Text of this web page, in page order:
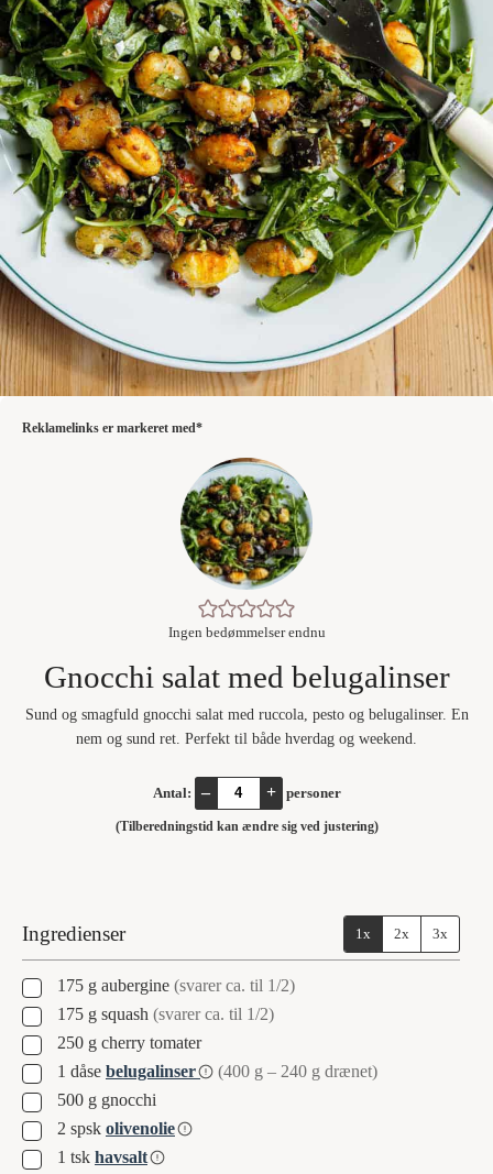
Reklamelinks er markeret med*
Ingen bedømmelser endnu
Gnocchi salat med belugalinser
Sund og smagfuld gnocchi salat med ruccola, pesto og belugalinser. En
nem og sund ret. Perfekt til både hverdag og weekend.
Antal: – + personer
(Tilberedningstid kan ændre sig ved justering)
Ingredienser 1x 2x 3x
▢175 g aubergine (svarer ca. til 1/2)
▢175 g squash (svarer ca. til 1/2)
▢
250 g cherry tomater
▢1 dåse belugalinser (400 g – 240 g drænet)
▢
500 g gnocchi
▢
2 spsk olivenolie
▢1 tsk havsalt